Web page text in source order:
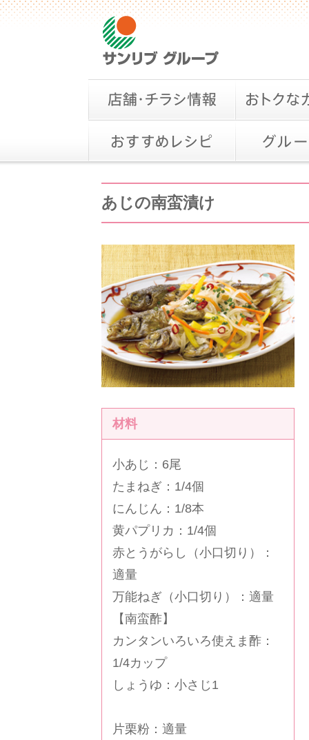
あじの南蛮漬け
材料
小あじ：6尾
たまねぎ：1/4個
にんじん：1/8本
黄パプリカ：1/4個
赤とうがらし（小口切り）：
適量
万能ねぎ（小口切り）：適量
【南蛮酢】
カンタンいろいろ使えま酢 ：
1/4カップ
しょうゆ：小さじ1
片栗粉：適量